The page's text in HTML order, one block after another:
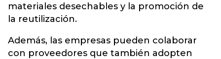
materiales desechables y la promoción de
la reutilización.
Además, las empresas pueden colaborar
con proveedores que también adopten